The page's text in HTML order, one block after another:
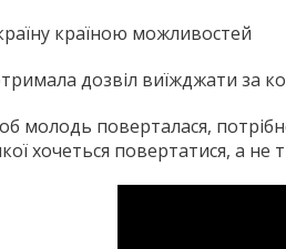
країною можливостей
дозвіл виїжджати за
молодь поверталася,
хочеться повертатися, а не